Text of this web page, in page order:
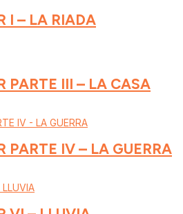
I – LA RIADA
PARTE III – LA CASA
PARTE IV – LA GUERRA